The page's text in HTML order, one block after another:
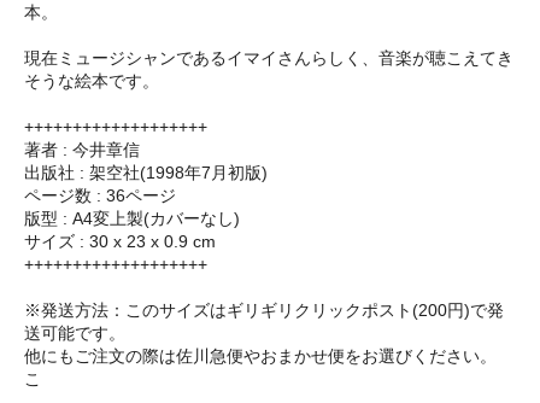
本。
現在ミュージシャンであるイマイさんらしく、音楽が聴こえてき
そうな絵本です。
+++++++++++++++++++
著者 : 今井章信
出版社 : 架空社(1998年7月初版)
ページ数 : 36ページ
版型 : A4変上製(カバーなし)
サイズ : 30 x 23 x 0.9 cm
+++++++++++++++++++
※発送方法：このサイズはギリギリクリックポスト(200円)で発
送可能です。
他にもご注文の際は佐川急便やおまかせ便をお選びください。
こ